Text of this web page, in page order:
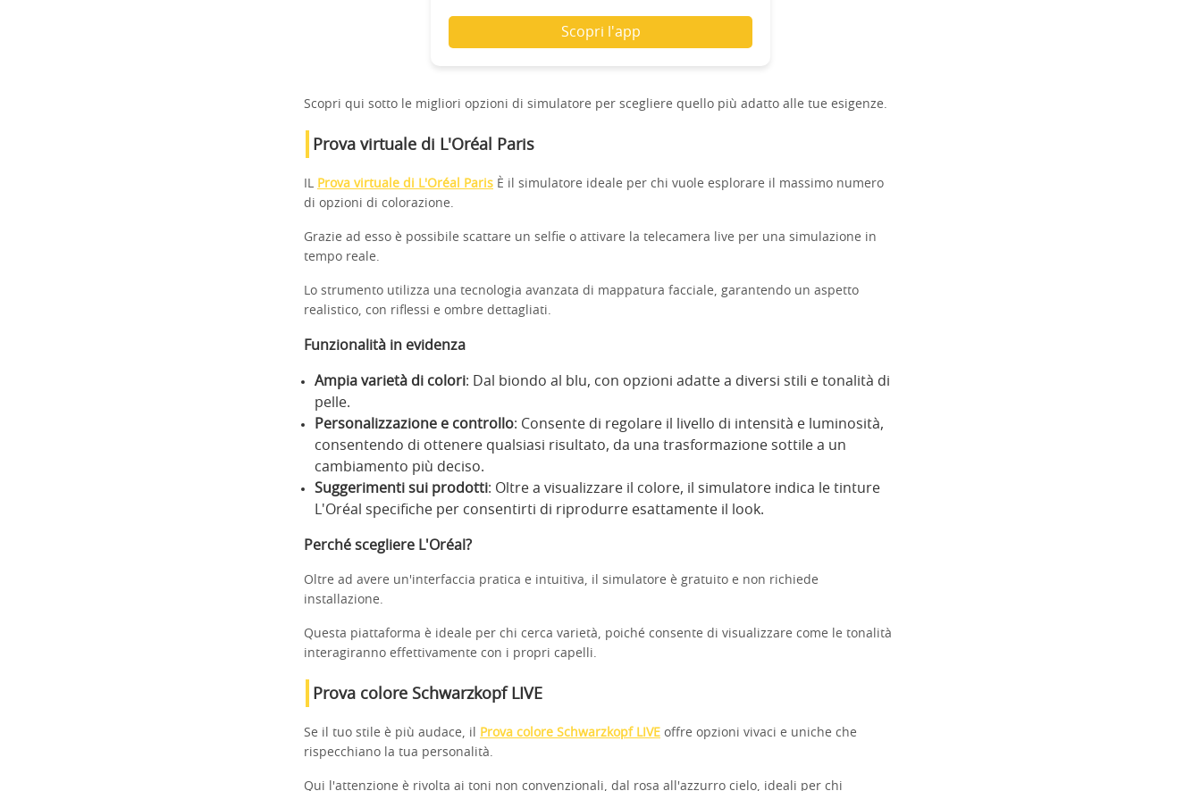
Scopri l'app
Scopri qui sotto le migliori opzioni di simulatore per scegliere quello più adatto alle tue esigenze.
Prova virtuale di L'Oréal Paris
IL Prova virtuale di L'Oréal Paris È il simulatore ideale per chi vuole esplorare il massimo numero
di opzioni di colorazione.
Grazie ad esso è possibile scattare un selfie o attivare la telecamera live per una simulazione in
tempo reale.
Lo strumento utilizza una tecnologia avanzata di mappatura facciale, garantendo un aspetto
realistico, con riflessi e ombre dettagliati.
Funzionalità in evidenza
Ampia varietà di colori: Dal biondo al blu, con opzioni adatte a diversi stili e tonalità di
pelle.
Personalizzazione e controllo: Consente di regolare il livello di intensità e luminosità,
consentendo di ottenere qualsiasi risultato, da una trasformazione sottile a un
cambiamento più deciso.
Suggerimenti sui prodotti: Oltre a visualizzare il colore, il simulatore indica le tinture
L'Oréal specifiche per consentirti di riprodurre esattamente il look.
Perché scegliere L'Oréal?
Oltre ad avere un'interfaccia pratica e intuitiva, il simulatore è gratuito e non richiede
installazione.
Questa piattaforma è ideale per chi cerca varietà, poiché consente di visualizzare come le tonalità
interagiranno effettivamente con i propri capelli.
Prova colore Schwarzkopf LIVE
Se il tuo stile è più audace, il Prova colore Schwarzkopf LIVE offre opzioni vivaci e uniche che
rispecchiano la tua personalità.
Qui l'attenzione è rivolta ai toni non convenzionali, dal rosa all'azzurro cielo, ideali per chi